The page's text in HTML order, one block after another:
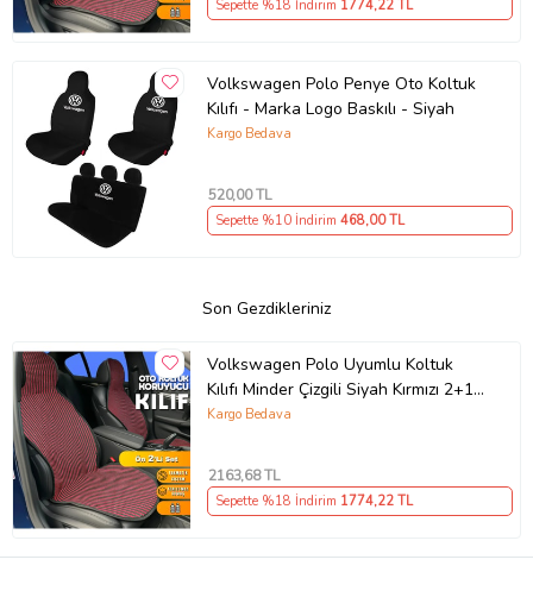
Sepette %18 İndirim 1774,22 TL
Volkswagen Polo Penye Oto Koltuk
Kılıfı - Marka Logo Baskılı - Siyah
Kargo Bedava
520,00 TL
Sepette %10 İndirim 468,00 TL
Son Gezdikleriniz
Volkswagen Polo Uyumlu Koltuk
Kılıfı Minder Çizgili Siyah Kırmızı 2+1
Ön Arka Set
Kargo Bedava
2163,68 TL
Sepette %18 İndirim 1774,22 TL